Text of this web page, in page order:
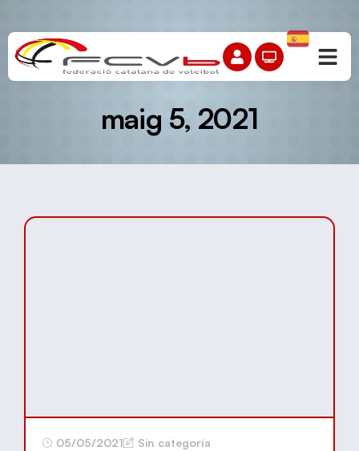
maig 5, 2021
05/05/2021 Sin categoría